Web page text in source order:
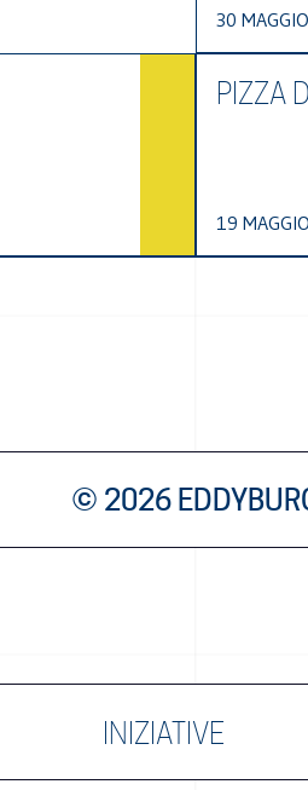
INIZIATIVE
30
PIZZA
19
© 2026